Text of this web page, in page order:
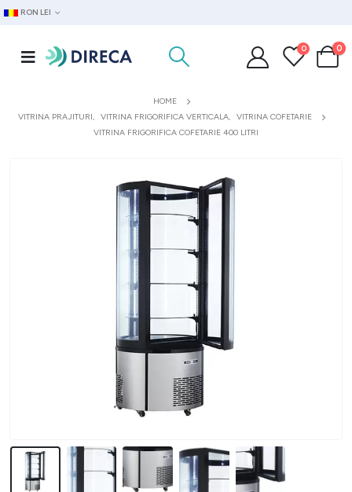
RON LEI
0 0
HOME
VITRINA PRAJITURI, VITRINA FRIGORIFICA VERTICALA,
VITRINA COFETARIE
VITRINA FRIGORIFICA COFETARIE 400 LITRI